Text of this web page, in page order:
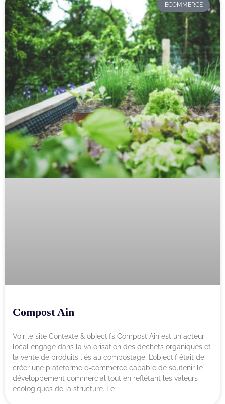
ECOMMERCE
Compost Ain
Voir le site Contexte & objectifs Compost Ain est un acteur
local engagé dans la valorisation des déchets organiques et
la vente de produits liés au compostage. L’objectif était de
créer une plateforme e-commerce capable de soutenir le
développement commercial tout en reflétant les valeurs
écologiques de la structure. Le